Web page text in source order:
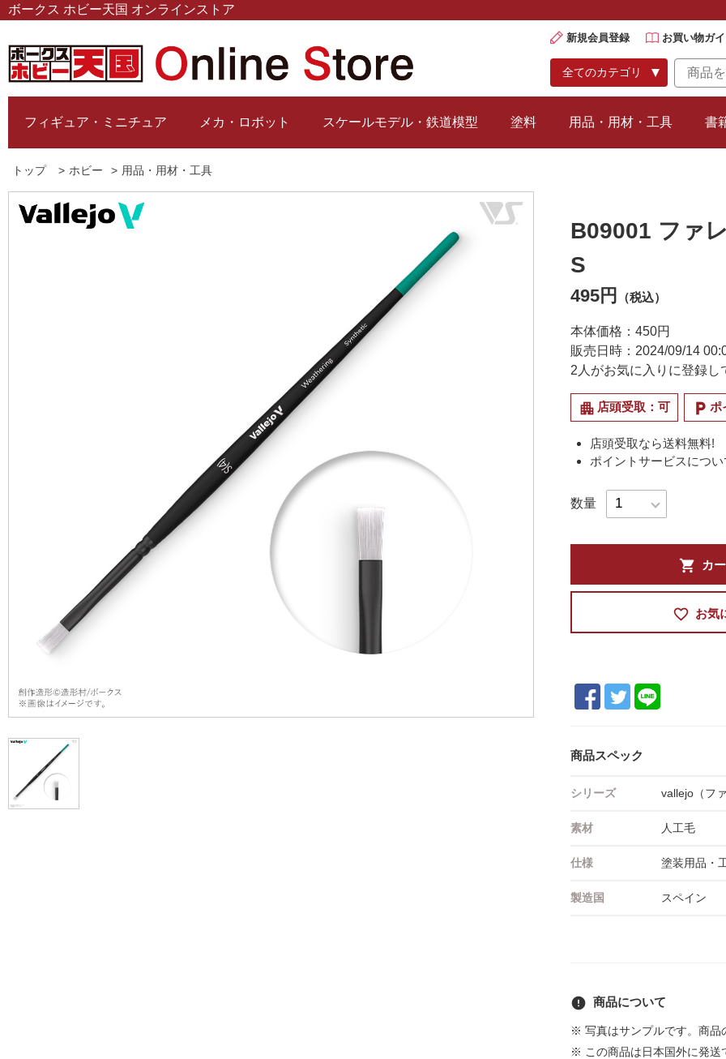
ボークス ホビー天国 オンラインストア
新規会員登録 お買い物ガ
フィギュア・ミニチュア メカ・ロボット スケールモデル・鉄道模型 塗料 用品・用材・工具 書
トップ > ホビー > 用品・用材・工具
B09001 ファ
S
495円 （税込）
本体価格：450円
販売日時：2024/09/14
2 人がお気に入りに登録し
apartment 店頭受取：可 local_parking ポ
店頭受取なら送料無料!
ポイントサービスについ
数量
shopping_cart カ
favorite_border お気
商品スペック
シリーズ vallejo（フ
素材 人工毛
仕様 塗装用品・
製造国 スペイン
error 商品について
※ 写真はサンプルです。商品
※ この商品は日本国外に発送